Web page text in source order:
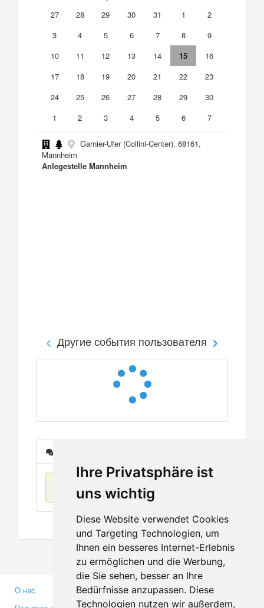
Ihre Privatsphäre ist
uns wichtig
Diese Website verwendet Cookies
und Targeting Technologien, um
Ihnen ein besseres Internet-Erlebnis
zu ermöglichen und die Werbung,
die Sie sehen, besser an Ihre
Bedürfnisse anzupassen. Diese
Technologien nutzen wir außerdem,
27
28 29 30 31 1
2
3
4 5 6 7 8
9
10
11 12 13 14 15
16
17
18 19 20 21 22
23
24
25 26 27 28 29
30
1
2 3 4 5 6 7
Garnier-Ufer (Collini-Center), 68161,
Mannheim
Anlegestelle Mannheim
Другие события пользователя
Нет данных
О нас
Партнерам